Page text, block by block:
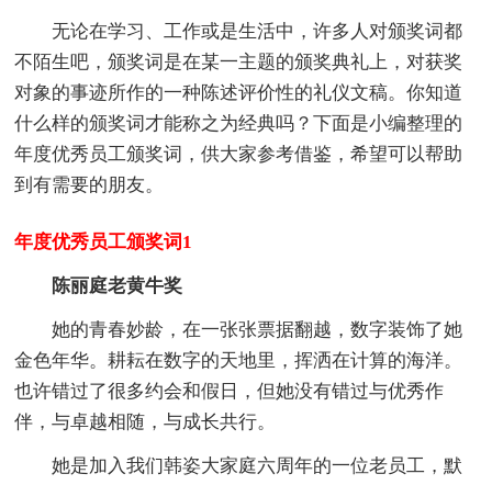
无论在学习、工作或是生活中，许多人对颁奖词都
不陌生吧，颁奖词是在某一主题的颁奖典礼上，对获奖
对象的事迹所作的一种陈述评价性的礼仪文稿。你知道
什么样的颁奖词才能称之为经典吗？下面是小编整理的
年度优秀员工颁奖词，供大家参考借鉴，希望可以帮助
到有需要的朋友。
年度优秀员工颁奖词1
陈丽庭老黄牛奖
她的青春妙龄，在一张张票据翻越，数字装饰了她
金色年华。耕耘在数字的天地里，挥洒在计算的海洋。
也许错过了很多约会和假日，但她没有错过与优秀作
伴，与卓越相随，与成长共行。
她是加入我们韩姿大家庭六周年的一位老员工，默